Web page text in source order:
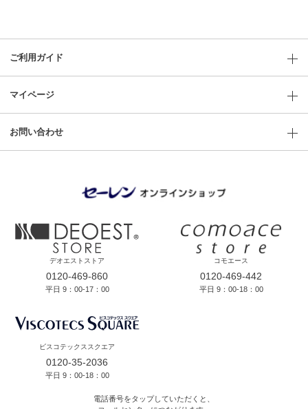
ご利用ガイド
マイページ
お問い合わせ
デオエストストア
0120-469-860
平日 9：00-17：00
コモエース
0120-469-442
平日 9：00-18：00
ビスコテックススクエア
0120-35-2036
平日 9：00-18：00
電話番号をタップしていただくと、